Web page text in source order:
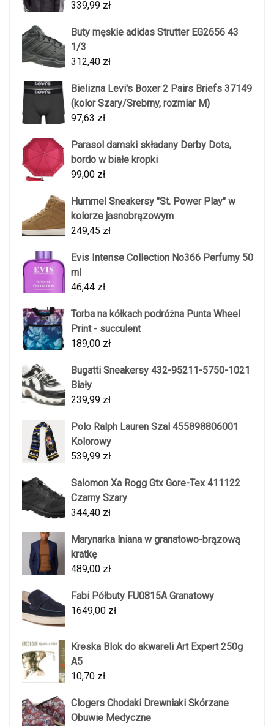
339,99 zł
Buty męskie adidas Strutter EG2656 43
1/3
312,40 zł
Bielizna Levi's Boxer 2 Pairs Briefs 37149
(kolor Szary/Srebrny, rozmiar M)
97,63 zł
Parasol damski składany Derby Dots,
bordo w białe kropki
99,00 zł
Hummel Sneakersy "St. Power Play" w
kolorze jasnobrązowym
249,45 zł
Evis Intense Collection No366 Perfumy 50
ml
46,44 zł
Torba na kółkach podróżna Punta Wheel
Print - succulent
189,00 zł
Bugatti Sneakersy 432-95211-5750-1021
Biały
239,99 zł
Polo Ralph Lauren Szal 455898806001
Kolorowy
539,99 zł
Salomon Xa Rogg Gtx Gore-Tex 411122
Czarny Szary
344,40 zł
Marynarka lniana w granatowo-brązową
kratkę
489,00 zł
Fabi Półbuty FU0815A Granatowy
1649,00 zł
Kreska Blok do akwareli Art Expert 250g
A5
10,70 zł
Clogers Chodaki Drewniaki Skórzane
Obuwie Medyczne